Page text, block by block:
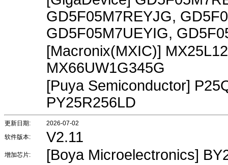
GD5F05M7REYJG,
GD5F05M7UEYIG,
[Macronix(MXIC)]
MX66UW1G345G
[Puya Semiconductor]
PY25R256LD
更新日期:
2026-07-02
软件版本:
V2.11
增加芯片:
[Boya Microelectronics]